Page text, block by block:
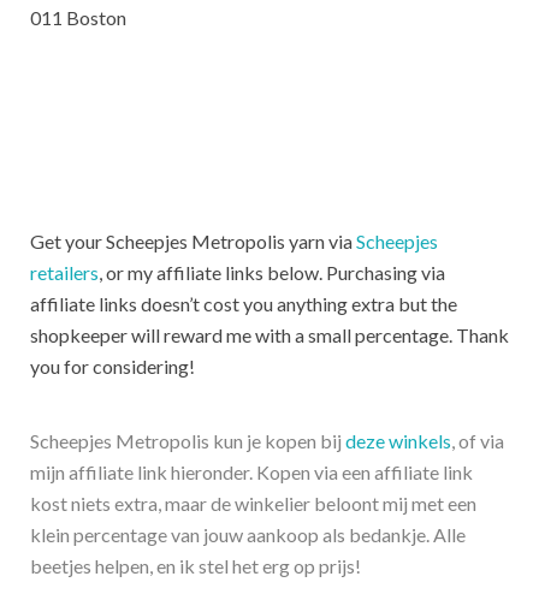
011 Boston
Get your Scheepjes Metropolis yarn viaScheepjes
retailers, or my affiliate links below. Purchasing via
affiliate links doesn’t cost you anything extra but the
shopkeeper will reward me with a small percentage. Thank
you for considering!
Scheepjes Metropolis kun je kopen bij deze winkels, of via
mijn affiliate link hieronder. Kopen via een affiliate link
kost niets extra, maar de winkelier beloont mij met een
klein percentage van jouw aankoop als bedankje. Alle
beetjes helpen, en ik stel het erg op prijs!